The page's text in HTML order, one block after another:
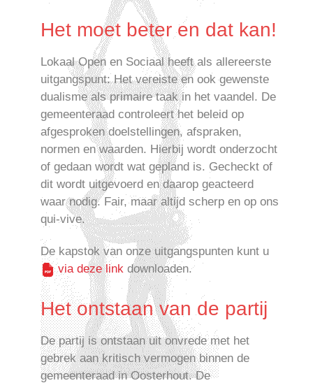
Het moet beter en dat kan!
Lokaal Open en Sociaal heeft als allereerste
uitgangspunt: Het vereiste en ook gewenste
dualisme als primaire taak in het vaandel. De
gemeenteraad controleert het beleid op
afgesproken doelstellingen, afspraken,
normen en waarden. Hierbij wordt onderzocht
of gedaan wordt wat gepland is. Gecheckt of
dit wordt uitgevoerd en daarop geacteerd
waar nodig. Fair, maar altijd scherp en op ons
qui-vive.
De kapstok van onze uitgangspunten kunt u
via deze link downloaden.
Het ontstaan van de partij
De partij is ontstaan uit onvrede met het
gebrek aan kritisch vermogen binnen de
gemeenteraad in Oosterhout. De